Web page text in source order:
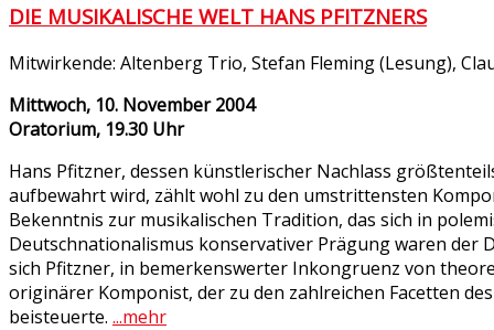
DIE MUSIKALISCHE WELT HANS PFITZNERS
Mitwirkende: Altenberg Trio, Stefan Fleming (Lesung),
Mittwoch, 10. November 2004
Oratorium, 19.30 Uhr
Hans Pfitzner, dessen künstlerischer Nachlass
aufbewahrt wird, zählt wohl zu den umstrittensten
Bekenntnis zur musikalischen Tradition, das sich in
Deutschnationalismus konservativer Prägung waren der
sich Pfitzner, in bemerkenswerter Inkongruenz von
originärer Komponist, der zu den zahlreichen Facetten
beisteuerte. ...mehr